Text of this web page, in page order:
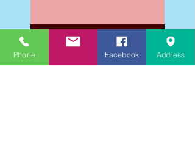
文学学習の重要性 - 文学に
親しむための学びの場
Phone Facebook Address